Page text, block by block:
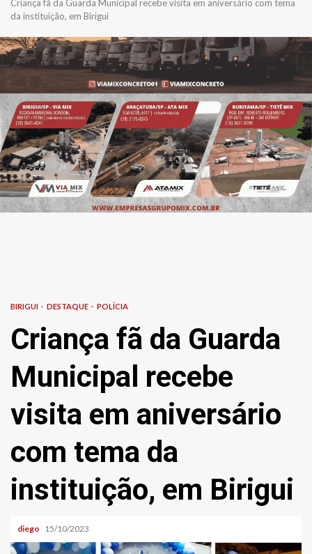
Criança fã da Guarda Municipal recebe visita em aniversário com tema
da instituição, em Birigui
BIRIGUI DESTAQUE POLÍCIA
Criança fã da Guarda
Municipal recebe
visita em aniversário
com tema da
instituição, em Birigui
diego 15/10/2023